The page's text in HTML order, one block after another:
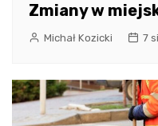
Zmiany w
Michał Kozicki 7